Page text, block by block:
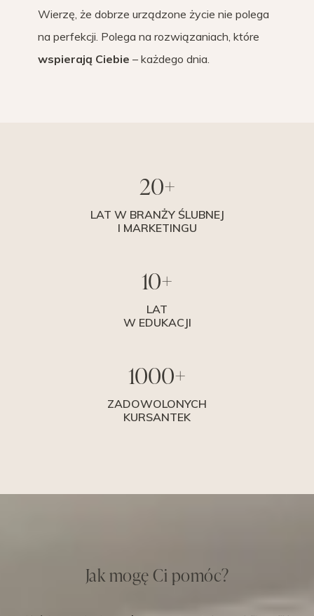
Wierzę, że dobrze urządzone życie nie polega
na perfekcji. Polega na rozwiązaniach, które
wspierają Ciebie – każdego dnia.
20+
LAT W BRANŻY ŚLUBNEJ
I MARKETINGU
10+
LAT
W EDUKACJI
1000+
ZADOWOLONYCH
KURSANTEK
Jak mogę Ci pomóc?